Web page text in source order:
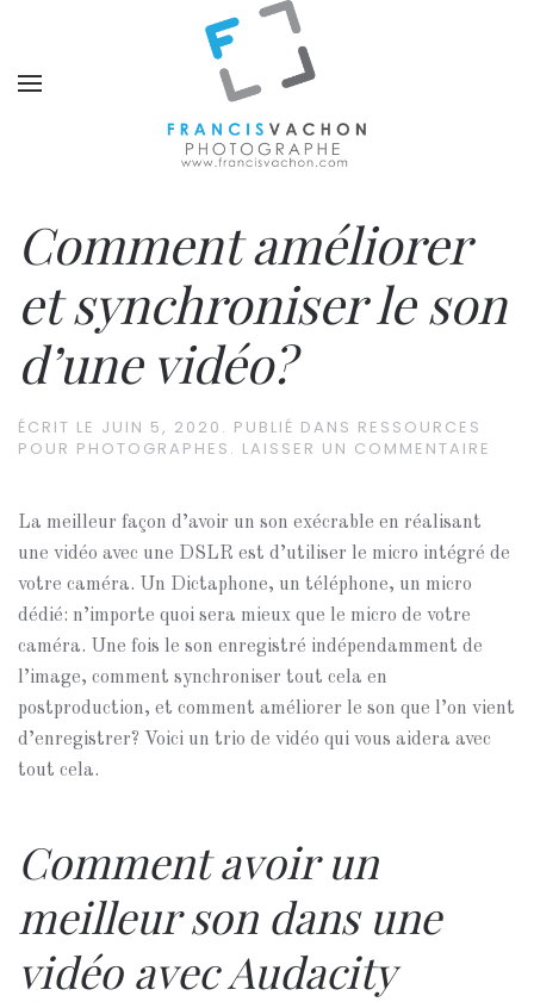
Comment améliorer
et synchroniser le son
d’une vidéo?
ÉCRIT LE JUIN 5, 2020 . PUBLIÉ DANS RESSOURCES
POUR PHOTOGRAPHES . LAISSER UN COMMENTAIRE
La meilleur façon d’avoir un son exécrable en réalisant
une vidéo avec une DSLR est d’utiliser le micro intégré de
votre caméra. Un Dictaphone, un téléphone, un micro
dédié: n’importe quoi sera mieux que le micro de votre
caméra. Une fois le son enregistré indépendamment de
l’image, comment synchroniser tout cela en
postproduction, et comment améliorer le son que l’on vient
d’enregistrer? Voici un trio de vidéo qui vous aidera avec
tout cela.
Comment avoir un
meilleur son dans une
vidéo avec Audacity